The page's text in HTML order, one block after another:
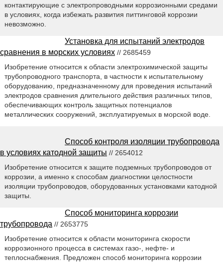
контактирующие с электропроводными коррозионными средами
в условиях, когда избежать развития питтинговой коррозии
невозможно.
Установка для испытаний электродов
сравнения в морских условиях // 2685459
Изобретение относится к области электрохимической защиты
трубопроводного транспорта, в частности к испытательному
оборудованию, предназначенному для проведения испытаний
электродов сравнения длительного действия различных типов,
обеспечивающих контроль защитных потенциалов
металлических сооружений, эксплуатируемых в морской воде.
Способ контроля изоляции трубопровода
в условиях катодной защиты // 2654012
Изобретение относится к защите подземных трубопроводов от
коррозии, а именно к способам диагностики целостности
изоляции трубопроводов, оборудованных установками катодной
защиты.
Способ мониторинга коррозии
трубопровода // 2653775
Изобретение относится к области мониторинга скорости
коррозионного процесса в системах газо-, нефте- и
теплоснабжения. Предложен способ мониторинга коррозии